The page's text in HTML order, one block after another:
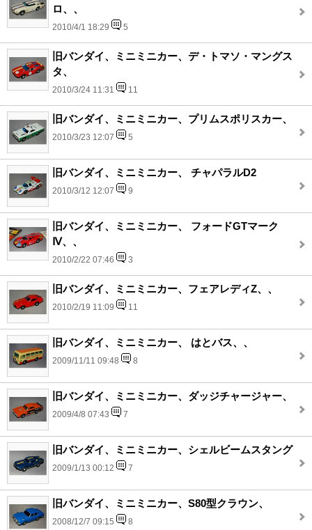
ロ、、
2010/4/1 18:29 5
旧バンダイ、ミニミニカー、デ・トマソ・マングス
タ、
2010/3/24 11:31 11
旧バンダイ、ミニミニカー、プリムスポリスカー、
2010/3/23 12:07 5
旧バンダイ、ミニミニカー、 チャパラルD2
2010/3/12 12:07 9
旧バンダイ、ミニミニカー、 フォードGTマーク
Ⅳ、、
2010/2/22 07:46 3
旧バンダイ、ミニミニカー、フェアレディZ、、
2010/2/19 11:09 11
旧バンダイ、ミニミニカー、 はとバス、、
2009/11/11 09:48 8
旧バンダイ、ミニミニカー、ダッジチャージャー、
2009/4/8 07:43 7
旧バンダイ、ミニミニカー、シェルビームスタング
2009/1/13 00:12 7
旧バンダイ、ミニミニカー、S80型クラウン、
2008/12/7 09:15 8